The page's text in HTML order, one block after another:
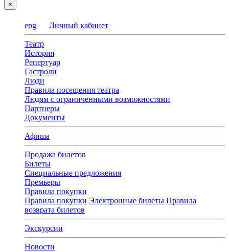
×
eng Личный кабинет
Театр
История
Репертуар
Гастроли
Люди
Правила посещения театра
Людям с ограниченными возможностями
Партнеры
Документы
Афиша
Продажа билетов
Билеты
Специальные предложения
Премьеры
Правила покупки
Правила покупки Электронные билеты Правила
возврата билетов
Экскурсии
Новости